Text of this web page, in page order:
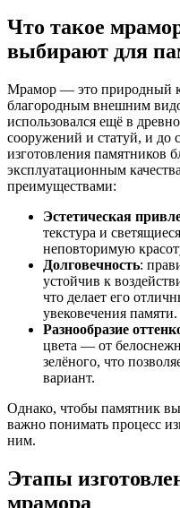
Что такое
выбирают для
Мрамор — это природный
благородным внешним
использовался ещё в
сооружений и статуй, и до
изготовления памятников
эксплуатационным
преимуществами:
Эстетическая
текстура и
неповторимую
Долговечность:
устойчив к
что делает его
увековечения памяти.
Разнообразие
цвета — от
зелёного, что
вариант.
Однако, чтобы памятник
важно понимать процесс
ним.
Этапы
мрамора